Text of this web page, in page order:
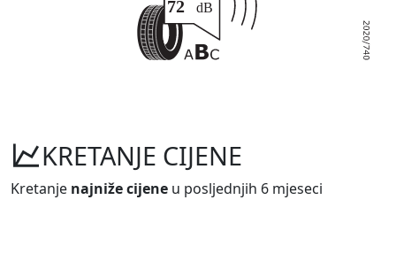
KRETANJE CIJENE
Kretanje najniže cijene u posljednjih 6 mjeseci